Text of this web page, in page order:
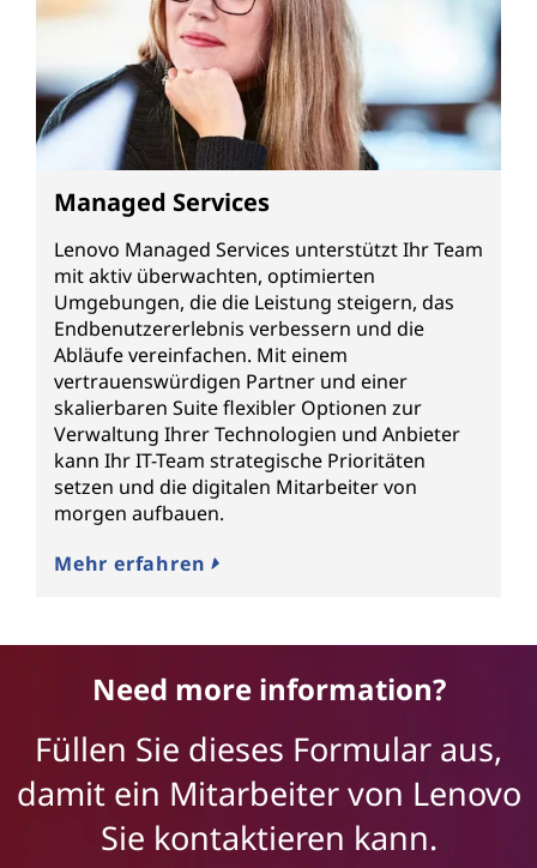
Managed Services
Lenovo Managed Services unterstützt Ihr Team
mit aktiv überwachten, optimierten
Umgebungen, die die Leistung steigern, das
Endbenutzererlebnis verbessern und die
Abläufe vereinfachen. Mit einem
vertrauenswürdigen Partner und einer
skalierbaren Suite flexibler Optionen zur
Verwaltung Ihrer Technologien und Anbieter
kann Ihr IT-Team strategische Prioritäten
setzen und die digitalen Mitarbeiter von
morgen aufbauen.
Mehr erfahren
Need more information?
Füllen Sie dieses Formular aus,
damit ein Mitarbeiter von Lenovo
Sie kontaktieren kann.